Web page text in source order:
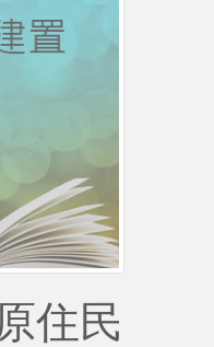
住民